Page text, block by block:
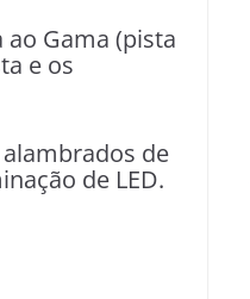
ao Gama (pista
e os
de
de LED.